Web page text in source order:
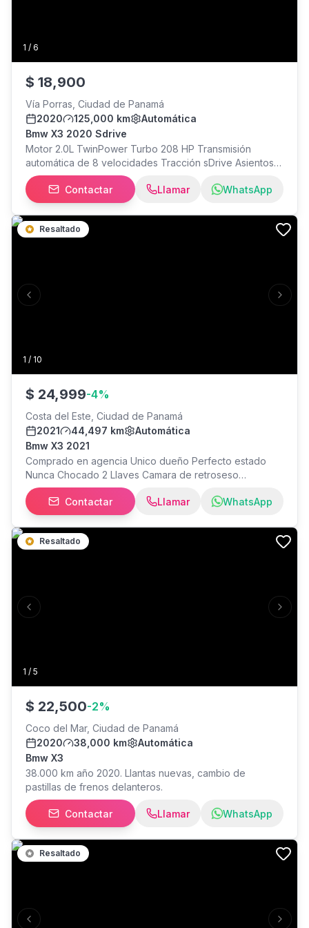
1 / 6
$ 18,900
Vía Porras, Ciudad de Panamá
2020
125,000 km
Automática
Bmw X3 2020 Sdrive
Motor 2.0L TwinPower Turbo 208 HP Transmisión
automática de 8 velocidades Tracción sDrive Asientos
eléctricos con memoria Pantalla multimedia BMW Curved
Display Cámara de reversa Rines de lujo Interior
premium Excelente desempeño y bajo consumo de
combustible Ubicación: San Francisco, Ciudad de
Panama
Contactar Llamar WhatsApp
1 / 10
Previous slide Next
Resaltado
$ 24,999-4%
Costa del Este, Ciudad de Panamá
2021
44,497 km
Automática
Bmw X3 2021
Comprado en agencia Unico dueño Perfecto estado
Nunca Chocado 2 Llaves Camara de retroseso
Sensores de parking Vidrios ahumados Frenos ABS
Asientos de cuero Boton de arranque Entrada Sin Llave
Memoria de asientos para 2 personas Maletero
electrico Silla conductor y pasajero electronico Apple
carplay & android Auto Se Vende por cambio de carro
Contactar Llamar WhatsApp
1 / 5
Previous slide Next
Resaltado
$ 22,500-2%
Coco del Mar, Ciudad de Panamá
2020
38,000 km
Automática
Bmw X3
38.000 km año 2020. Llantas nuevas, cambio de
pastillas de frenos delanteros.
Contactar Llamar WhatsApp
Previous slide Next
Resaltado